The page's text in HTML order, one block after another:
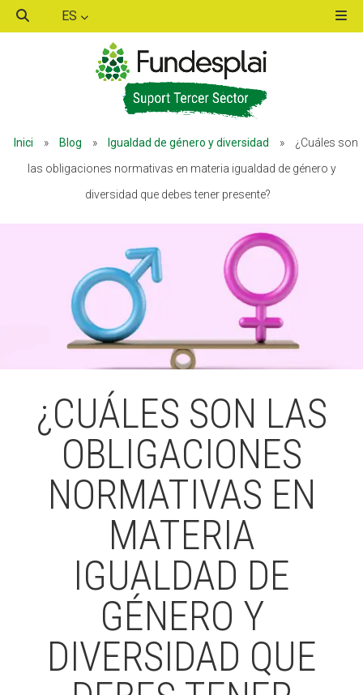
ES
Inici » Blog » Igualdad de género y diversidad »
¿Cuáles son
las obligaciones normativas en materia igualdad de género y
diversidad que debes tener presente?
¿CUÁLES SON LAS
OBLIGACIONES
NORMATIVAS EN
MATERIA
IGUALDAD DE
GÉNERO Y
DIVERSIDAD QUE
ACTIVITATS D'ESTIU
MÓN ESCOLAR
ALBERG CENTRE ESPLAI
FORMACIÓ
CASES DE COLÒNIES
ACCIÓ SOCIAL I JOVES
ESPLAIS
SUPORT TERCER SECTOR
ACTIVITATS D'ESTIU
MÓN ESCOLAR
ALBERG CENTRE ESPLAI
FORMACIÓ
CASES DE COLÒNIES
ACCIÓ SOCIAL I JOVES
ESPLAIS
SUPORT TERCER SECTOR